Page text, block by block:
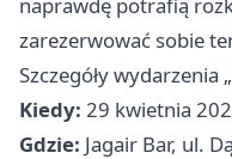
zarezerwować sobie
Szczegóły wydarzenia
Kiedy: 29 kwietnia
Gdzie: Jagair Bar, ul.